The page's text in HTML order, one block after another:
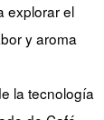
explorar el
y aroma
la tecnología